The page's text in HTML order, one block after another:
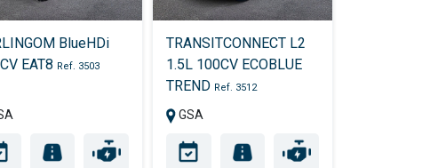
BlueHDi
EAT8 Ref. 3503
TRANSITCONNECT L2
1.5L 100CV ECOBLUE
TREND Ref. 3512
GSA